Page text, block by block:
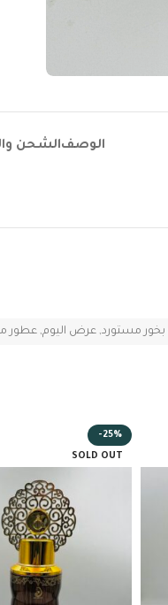
الوصفالشحن
بخور مستورد, عرض اليوم, عطور
-25%
SOLD OUT